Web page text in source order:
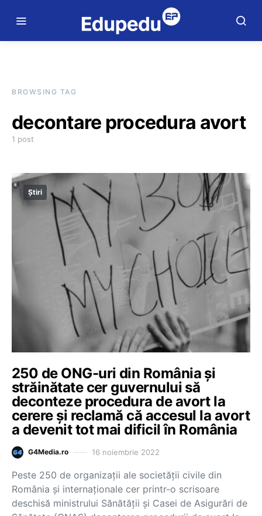
BROWSING TAG
decontare procedura avort
1 post
Știri
250 de ONG-uri din România și
străinătate cer guvernului să
deconteze procedura de avort la
cerere și reclamă că accesul la avort
a devenit tot mai dificil în România
G4Media.ro 16 noiembrie 2022
Peste 250 de organizații ale societății civile din
România și internaționale cer printr-o scrisoare
deschisă ministrului Sănătății și Casei de Asigurări de